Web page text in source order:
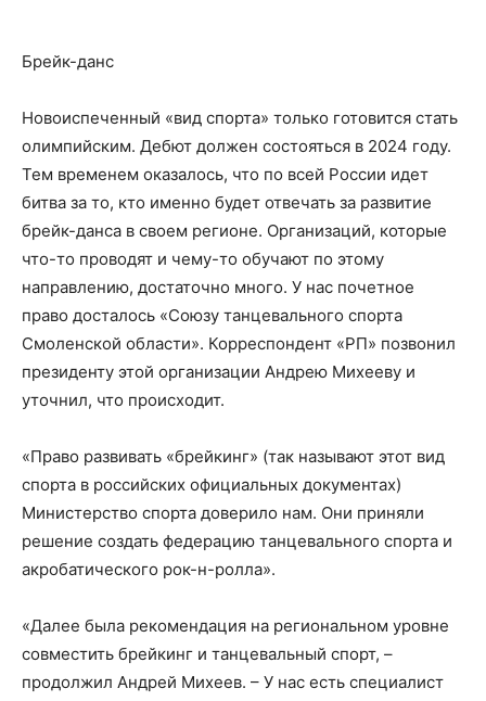
Брейк-данс
Новоиспеченный «вид спорта» только готовится стать
олимпийским. Дебют должен состояться в 2024 году.
Тем временем оказалось, что по всей России идет
битва за то, кто именно будет отвечать за развитие
брейк-данса в своем регионе. Организаций, которые
что-то проводят и чему-то обучают по этому
направлению, достаточно много. У нас почетное
право досталось «Союзу танцевального спорта
Смоленской области». Корреспондент «РП» позвонил
президенту этой организации Андрею Михееву и
уточнил, что происходит.
«Право развивать «брейкинг» (так называют этот вид
спорта в российских официальных документах)
Министерство спорта доверило нам. Они приняли
решение создать федерацию танцевального спорта и
акробатического рок-н-ролла».
«Далее была рекомендация на региональном уровне
совместить брейкинг и танцевальный спорт, –
продолжил Андрей Михеев. – У нас есть специалист